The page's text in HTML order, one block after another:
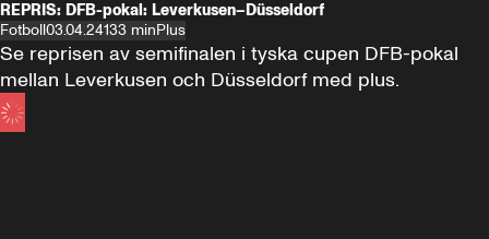
REPRIS: DFB-pokal: Leverkusen–Düsseldorf
Fotboll03.04.24133 minPlus
Se reprisen av semifinalen i tyska cupen DFB-pokal
mellan Leverkusen och Düsseldorf med plus.